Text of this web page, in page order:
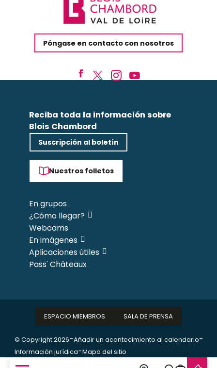
Póngase en contacto con nosotros
Reciba toda la información sobre
Blois Chambord
Suscripción al boletín
Nuestros folletos
En grupos
¿Cómo llegar?
Webcams
En imágenes
Aplicaciones útiles
Pass' Châteaux
© Copyright 2026-Añadir un acontecimiento al calendario-
Información jurídica-Mapa del sitio
ESPACIO MIEMBROS SALA DE PRENSA